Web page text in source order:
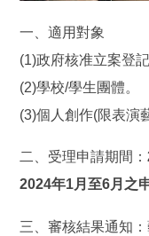
一、適用對象
(1)政府核准立案登
(2)學校/學生團體。
(3)個人創作(限表演
二、受理申請期間：
2024年1月至6月之
三、審核結果通知